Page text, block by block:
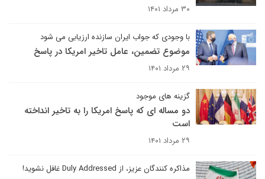
۳۰ مرداد ۱۴۰۱
با وجودی که جواب ایران سازنده ارزیابی می شود
موضوع تضمین، عامل تاخیر امریکا در پاسخ
۲۹ مرداد ۱۴۰۱
گزینه های موجود
دو مساله ای که پاسخ امریکا را به تاخیر انداخته
است
۲۹ مرداد ۱۴۰۱
مذاکره کنندگان عزیز، از Duly Addressed غافل نشوید!